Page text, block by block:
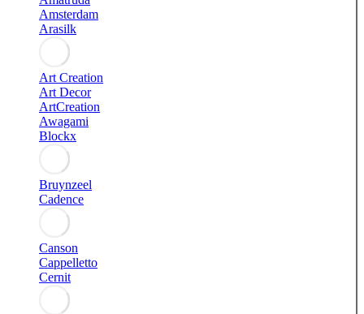
Amsterdam
Arasilk
Art Creation
Art Decor
ArtCreation
Awagami
Blockx
Bruynzeel
Cadence
Canson
Cappelletto
Cernit